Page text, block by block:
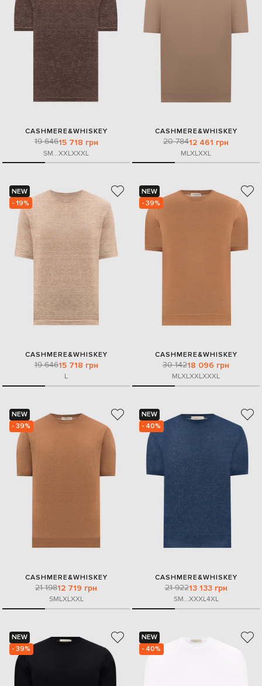
CASHMERE&WHISKEY
19 64615 718 грн
SM...XXLXXXL
CASHMERE&WHISKEY
20 78412 461 грн
MLXLXXL
NEW
- 19%
CASHMERE&WHISKEY
19 64615 718 грн
L
NEW
- 39%
CASHMERE&WHISKEY
30 14218 096 грн
MLXLXXLXXXL
NEW
- 39%
CASHMERE&WHISKEY
21 19812 719 грн
SMLXLXXL
NEW
- 40%
CASHMERE&WHISKEY
21 92213 133 грн
SM...XXXL4XL
NEW
- 39%
NEW
- 40%